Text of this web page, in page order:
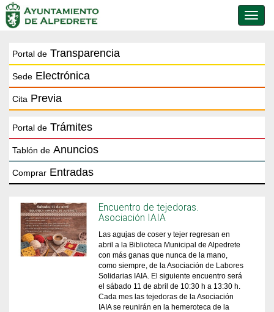
de
Portal de Transparencia
Sede Electrónica
Cita Previa
Portal de Trámites
Tablón de Anuncios
Comprar Entradas
Encuentro de tejedoras.
Asociación IAIA
Las agujas de coser y tejer regresan en
abril a la Biblioteca Municipal de Alpedrete
con más ganas que nunca de la mano,
como siempre, de la Asociación de Labores
Solidarias IAIA. El siguiente encuentro será
el sábado 11 de abril de 10:30 h a 13:30 h.
Cada mes las tejedoras de la Asociación
IAIA se reunirán en la hemeroteca de la